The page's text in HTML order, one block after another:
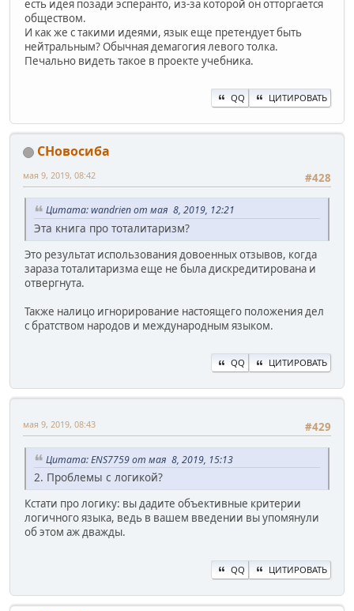
есть идея позади эсперанто, из-за которой он отторгается
обществом.
И как же с такими идеями, язык еще претендует быть
нейтральным? Обычная демагогия левого толка.
Печально видеть такое в проекте учебника.
QQ ЦИТИРОВАТЬ
СНовосиба
#428
мая 9, 2019, 08:42
Цитата: wandrien от мая 8, 2019, 12:21
Эта книга про тоталитаризм?
Это результат использования довоенных отзывов, когда
зараза тоталитаризма еще не была дискредитирована и
отвергнута.
Также налицо игнорирование настоящего положения дел
с братством народов и международным языком.
QQ ЦИТИРОВАТЬ
#429
мая 9, 2019, 08:43
Цитата: ENS7759 от мая 8, 2019, 15:13
2. Проблемы с логикой?
Кстати про логику: вы дадите объективные критерии
логичного языка, ведь в вашем введении вы упомянули
об этом аж дважды.
QQ ЦИТИРОВАТЬ